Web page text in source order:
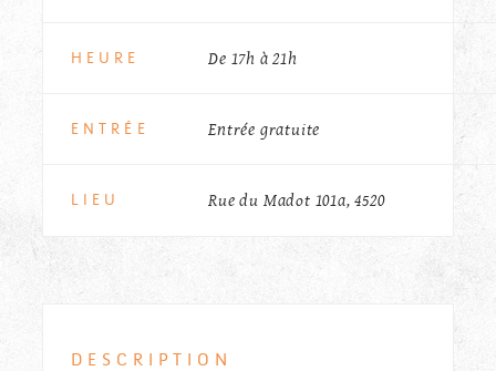
HEURE De 17h à 21h
ENTRÉE Entrée gratuite
LIEU Rue du Madot 101a, 4520
DESCRIPTION